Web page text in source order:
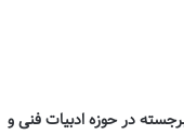
در حوزه ادبیات فنی و